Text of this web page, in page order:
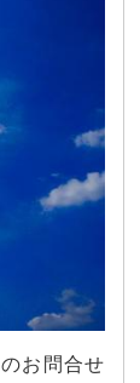
お問合せ